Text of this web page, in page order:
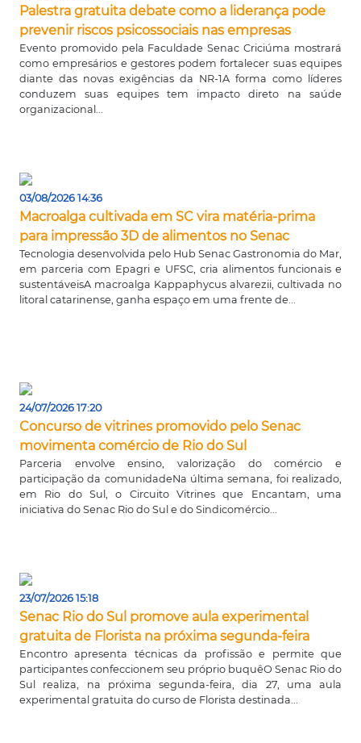
Palestra gratuita debate como a liderança pode
prevenir riscos psicossociais nas empresas
Evento promovido pela Faculdade Senac Criciúma mostrará
como empresários e gestores podem fortalecer suas equipes
diante das novas exigências da NR-1A forma como líderes
conduzem suas equipes tem impacto direto na saúde
organizacional...
03/08/2026 14:36
Macroalga cultivada em SC vira matéria-prima
para impressão 3D de alimentos no Senac
Tecnologia desenvolvida pelo Hub Senac Gastronomia do Mar,
em parceria com Epagri e UFSC, cria alimentos funcionais e
sustentáveisA macroalga Kappaphycus alvarezii, cultivada no
litoral catarinense, ganha espaço em uma frente de...
24/07/2026 17:20
Concurso de vitrines promovido pelo Senac
movimenta comércio de Rio do Sul
Parceria envolve ensino, valorização do comércio e
participação da comunidadeNa última semana, foi realizado,
em Rio do Sul, o Circuito Vitrines que Encantam, uma
iniciativa do Senac Rio do Sul e do Sindicomércio...
23/07/2026 15:18
Senac Rio do Sul promove aula experimental
gratuita de Florista na próxima segunda-feira
Encontro apresenta técnicas da profissão e permite que
participantes confeccionem seu próprio buquêO Senac Rio do
Sul realiza, na próxima segunda-feira, dia 27, uma aula
experimental gratuita do curso de Florista destinada...